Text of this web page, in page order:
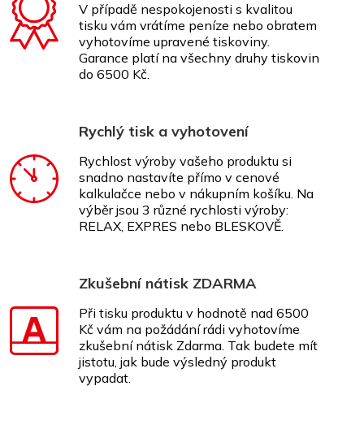
V případě nespokojenosti s kvalitou
tisku vám vrátíme peníze nebo obratem
vyhotovíme upravené tiskoviny.
Garance platí na všechny druhy tiskovin
do 6500 Kč.
Rychlý tisk a vyhotovení
Rychlost výroby vašeho produktu si
snadno nastavíte přímo v cenové
kalkulačce nebo v nákupním košíku. Na
výběr jsou 3 různé rychlosti výroby:
RELAX, EXPRES nebo BLESKOVĚ.
Zkušební nátisk ZDARMA
Při tisku produktu v hodnotě nad 6500
Kč vám na požádání rádi vyhotovíme
zkušební nátisk Zdarma. Tak budete mít
jistotu, jak bude výsledný produkt
vypadat.